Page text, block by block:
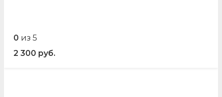
0 из 5
2 300 руб.